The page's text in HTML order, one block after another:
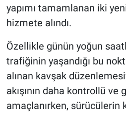
yapımı tamamlanan iki
hizmete alındı.
Özellikle günün yoğun
trafiğinin yaşandığı bu
alınan kavşak
akışının daha kontrollü
amaçlanırken, sürücülerin